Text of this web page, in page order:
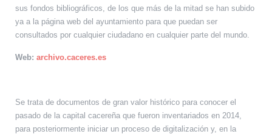
sus fondos bibliográficos, de los que más de la mitad se han subido
ya a la página web del ayuntamiento para que puedan ser
consultados por cualquier ciudadano en cualquier parte del mundo.
Web: archivo.caceres.es
Se trata de documentos de gran valor histórico para conocer el
pasado de la capital cacereña que fueron inventariados en 2014,
para posteriormente iniciar un proceso de digitalización y, en la